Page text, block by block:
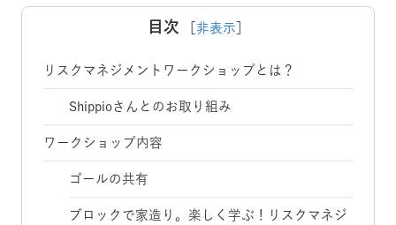
目次 非表示
リスクマネジメントワークショップとは？
Shippioさんとのお取り組み
ワークショップ内容
ゴールの共有
ブロックで家造り。楽しく学ぶ！リスクマネジ